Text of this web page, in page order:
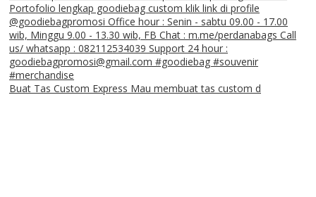
Buat Tas Custom Express Mau membuat tas custom d